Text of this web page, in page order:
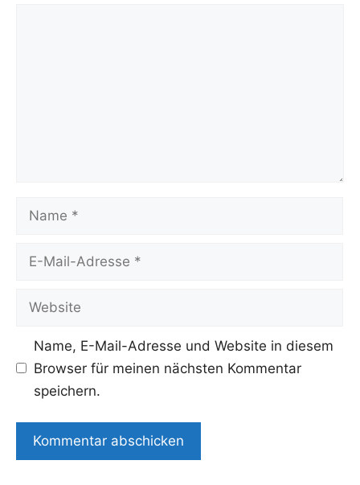
Name
Adresse
Website
Name, E-Mail-Adresse und Website in diesem
Browser für meinen nächsten Kommentar
speichern.